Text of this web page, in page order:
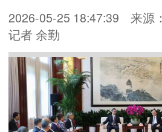
2026-05-25 18:47:39
来源
记者 余勤